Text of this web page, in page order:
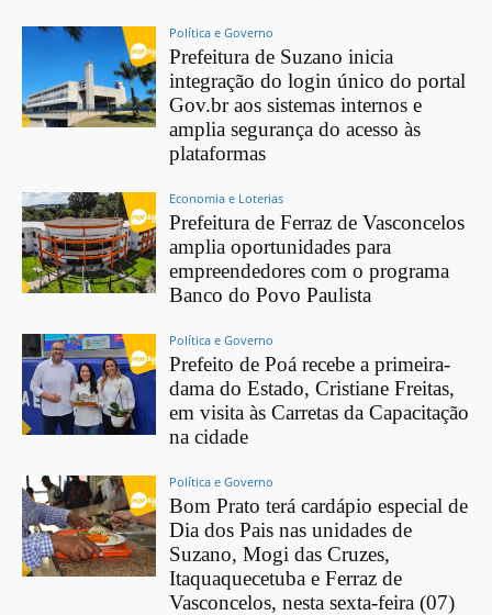
Política e Governo
Prefeitura de Suzano inicia
integração do login único do portal
Gov.br aos sistemas internos e
amplia segurança do acesso às
plataformas
Economia e Loterias
Prefeitura de Ferraz de Vasconcelos
amplia oportunidades para
empreendedores com o programa
Banco do Povo Paulista
Política e Governo
Prefeito de Poá recebe a primeira-
dama do Estado, Cristiane Freitas,
em visita às Carretas da Capacitação
na cidade
Política e Governo
Bom Prato terá cardápio especial de
Dia dos Pais nas unidades de
Suzano, Mogi das Cruzes,
Itaquaquecetuba e Ferraz de
Vasconcelos, nesta sexta-feira (07)